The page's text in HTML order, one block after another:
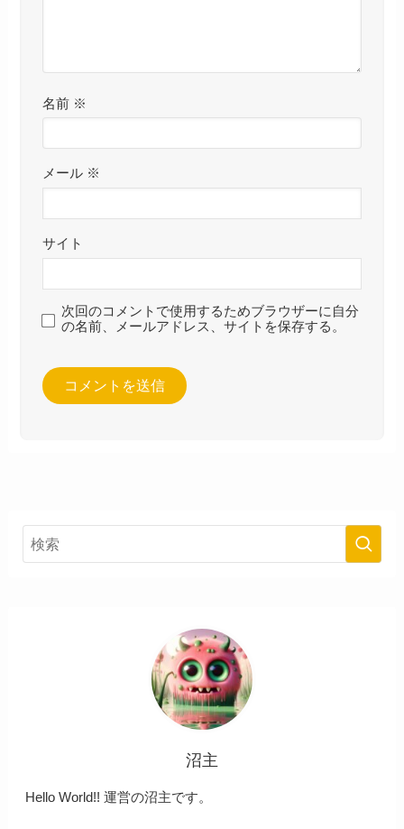
名前 ※
メール ※
サイト
次回のコメントで使用するためブラウザーに自分
の名前、メールアドレス、サイトを保存する。
沼主
Hello World!! 運営の沼主です。